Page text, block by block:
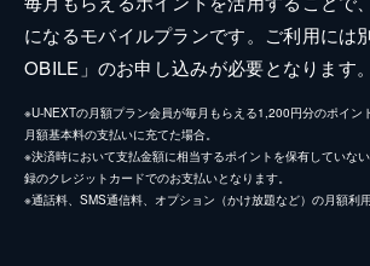
になるモバイルプランです。ご利用には
OBILE」のお申し込みが必要となります。
※U-NEXTの月額プラン会員が毎月もらえる1,200円分のポイン
月額基本料の支払いに充てた場合。
※決済時において支払金額に相当するポイントを保有していな
録のクレジットカードでのお支払いとなります。
※通話料、SMS通信料、オプション（かけ放題など）の月額利